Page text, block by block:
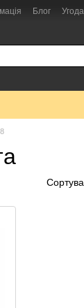
Блог